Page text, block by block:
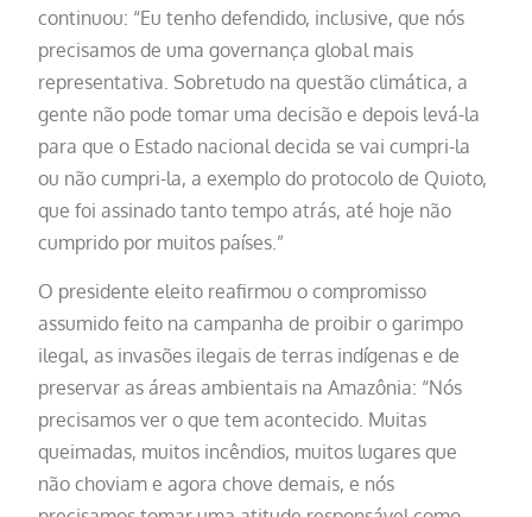
continuou: “Eu tenho defendido, inclusive, que nós
precisamos de uma governança global mais
representativa. Sobretudo na questão climática, a
gente não pode tomar uma decisão e depois levá-la
para que o Estado nacional decida se vai cumpri-la
ou não cumpri-la, a exemplo do protocolo de Quioto,
que foi assinado tanto tempo atrás, até hoje não
cumprido por muitos países.”
O presidente eleito reafirmou o compromisso
assumido feito na campanha de proibir o garimpo
ilegal, as invasões ilegais de terras indígenas e de
preservar as áreas ambientais na Amazônia: “Nós
precisamos ver o que tem acontecido. Muitas
queimadas, muitos incêndios, muitos lugares que
não choviam e agora chove demais, e nós